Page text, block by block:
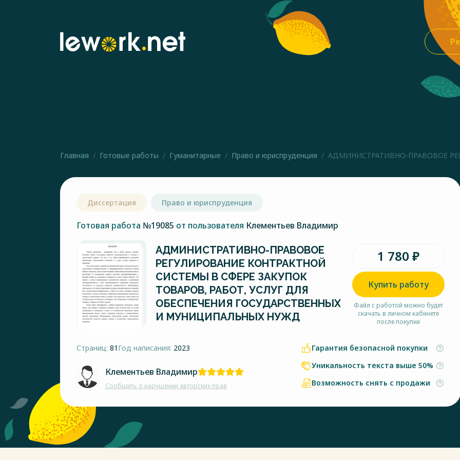
Главная Готовые работы Гуманитарные Право и юриспруденция АДМИНИСТРАТИВНО-ПРАВОВОЕ
Диссертация Право и юриспруденция
Готовая работа №19085 от пользователя Клементьев Владимир
АДМИНИСТРАТИВНО-ПРАВОВОЕ
РЕГУЛИРОВАНИЕ КОНТРАКТНОЙ
СИСТЕМЫ В СФЕРЕ ЗАКУПОК
ТОВАРОВ, РАБОТ, УСЛУГ ДЛЯ
ОБЕСПЕЧЕНИЯ ГОСУДАРСТВЕННЫХ
И МУНИЦИПАЛЬНЫХ НУЖД
1 780 ₽
Купить работу
Файл с работой можно будет
скачать в личном кабинете
после покупки
Страниц: 81 Год написания: 2023
Клементьев Владимир
Сообщить о нарушении авторских прав
Гарантия безопасной покупки
Уникальность текста выше 50%
Возможность снять с продажи